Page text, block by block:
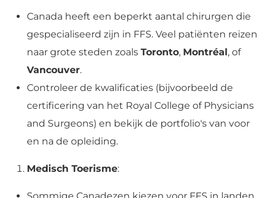
Canada heeft een beperkt aantal chirurgen die
gespecialiseerd zijn in FFS. Veel patiënten reizen
naar grote steden zoals Toronto, Montréal, of
Vancouver.
Controleer de kwalificaties (bijvoorbeeld de
certificering van het Royal College of Physicians
and Surgeons) en bekijk de portfolio's van voor
en na de opleiding.
Medisch Toerisme:
Sommige Canadezen kiezen voor FFS in landen